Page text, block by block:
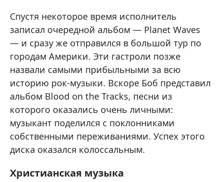
Спустя некоторое время исполнитель
записал очередной альбом — Planet Waves
— и сразу же отправился в большой тур по
городам Америки. Эти гастроли позже
назвали самыми прибыльными за всю
историю рок-музыки. Вскоре Боб представил
альбом Blood on the Tracks, песни из
которого оказались очень личными:
музыкант поделился с поклонниками
собственными переживаниями. Успех этого
диска оказался колоссальным.
Христианская музыка